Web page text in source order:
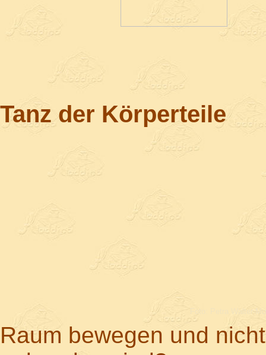
Tanz der Körperteile
Foto: Petra Walter-
Raum bewegen und